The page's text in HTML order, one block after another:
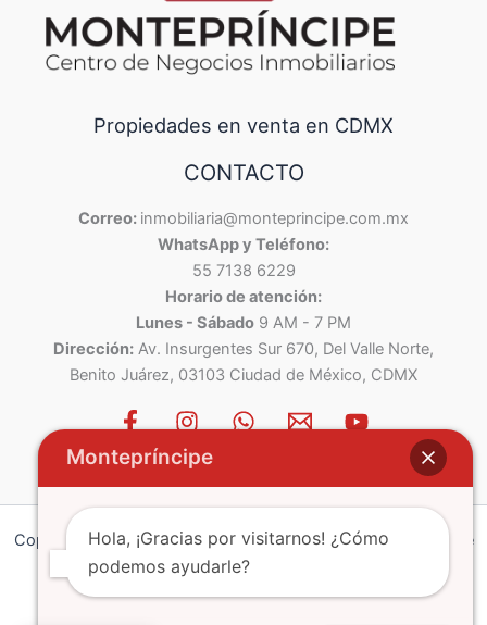
Propiedades en venta en CDMX
CONTACTO
Correo: inmobiliaria@monteprincipe.com.mx
WhatsApp y Teléfono:
55 7138 6229
Horario de atención:
Lunes - Sábado 9 AM - 7 PM
Dirección: Av. Insurgentes Sur 670, Del Valle Norte,
Benito Juárez, 03103 Ciudad de México, CDMX
Copyright © 2026 Montepríncipe | Powered by Montepríncipe
Política de Privacidad
Montepríncipe
Hola, ¡Gracias por visitarnos! ¿Cómo
podemos ayudarle?